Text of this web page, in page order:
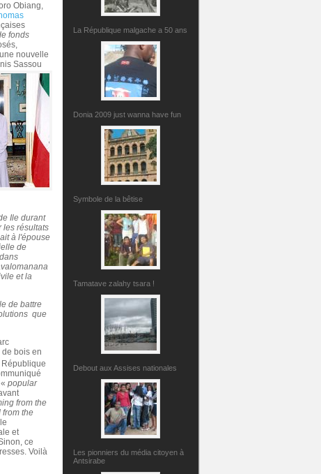
La République malgache a 50 ans
Donia 2009 just wanna have fun
Symbole de la bêtise
Tamatave zalahy tsara !
Debout aux Assises nationales
Les pionniers du média citoyen à
Antsirabe
Obiang,
fonds
nouvelle
Sassou
Ile durant
les résultats
à l'épouse
de
et la
de battre
que
bois en
République
popular
from the
from the
et
ce
Voilà